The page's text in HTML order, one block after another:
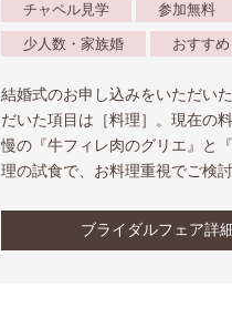
チャペル見学 参加無料
少人数・家族婚 おすすめ
結婚式のお申し込みをいただい
だいた項目は［料理］。現在の
慢の『牛フィレ肉のグリエ』と
理の試食で、お料理重視でご検
ブライダルフェア詳